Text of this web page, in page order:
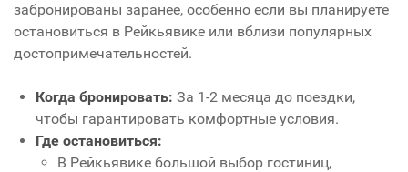
забронированы заранее, особенно если вы планируете
остановиться в Рейкьявике или вблизи популярных
достопримечательностей.
Когда бронировать: За 1-2 месяца до поездки,
чтобы гарантировать комфортные условия.
Где остановиться:
В Рейкьявике большой выбор гостиниц,